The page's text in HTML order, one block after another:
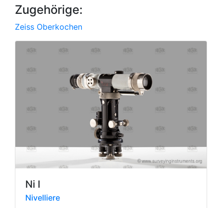
Zugehörige:
Zeiss Oberkochen
Ni I
Nivelliere